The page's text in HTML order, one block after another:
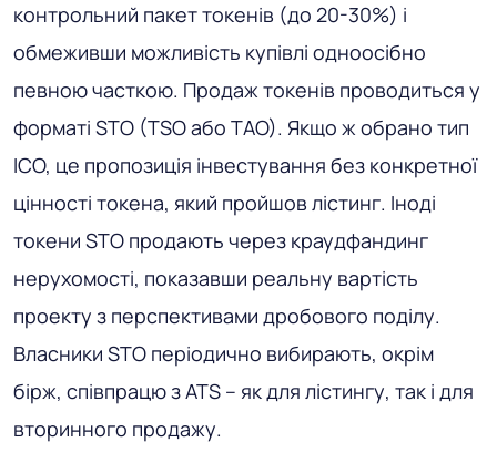
контрольний пакет токенів (до 20-30%) і
обмеживши можливість купівлі одноосібно
певною часткою. Продаж токенів проводиться у
форматі STO (TSO або TAO). Якщо ж обрано тип
ICO, це пропозиція інвестування без конкретної
цінності токена, який пройшов лістинг. Іноді
токени STO продають через краудфандинг
нерухомості, показавши реальну вартість
проекту з перспективами дробового поділу.
Власники STO періодично вибирають, окрім
бірж, співпрацю з ATS – як для лістингу, так і для
вторинного продажу.